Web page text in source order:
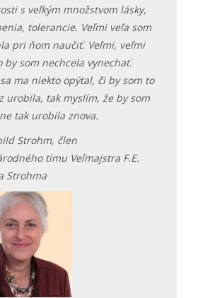
s veľkým množstvom lásky,
tolerancie. Veľmi veľa som
pri ňom naučiť. Veľmi, veľmi
by som nechcela vynechať.
ma niekto opýtal, či by som to
urobila, tak myslím, že by som
tak urobila znova.
Strohm, člen
tímu Veľmajstra F.E.
Strohma